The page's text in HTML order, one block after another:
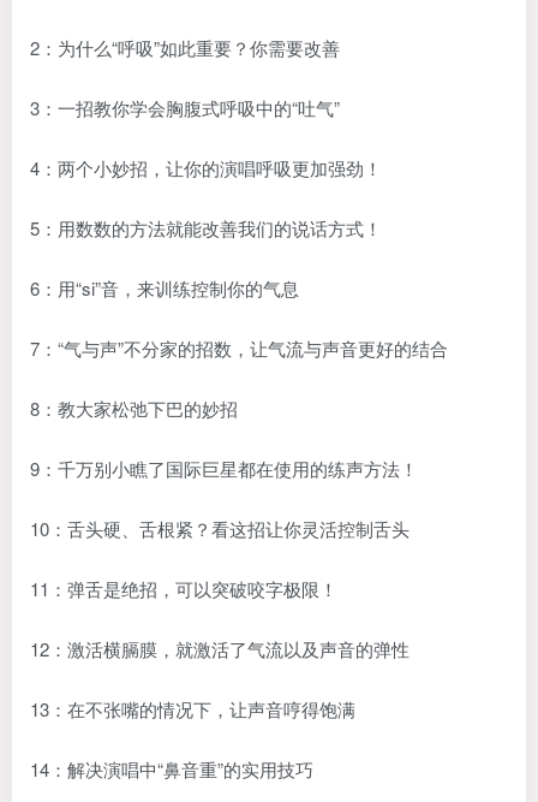
2：为什么“呼吸”如此重要？你需要改善
3：一招教你学会胸腹式呼吸中的“吐气”
4：两个小妙招，让你的演唱呼吸更加强劲！
5：用数数的方法就能改善我们的说话方式！
6：用“si”音，来训练控制你的气息
7：“气与声”不分家的招数，让气流与声音更好的结合
8：教大家松弛下巴的妙招
9：千万别小瞧了国际巨星都在使用的练声方法！
10：舌头硬、舌根紧？看这招让你灵活控制舌头
11：弹舌是绝招，可以突破咬字极限！
12：激活横膈膜，就激活了气流以及声音的弹性
13：在不张嘴的情况下，让声音哼得饱满
14：解决演唱中“鼻音重”的实用技巧